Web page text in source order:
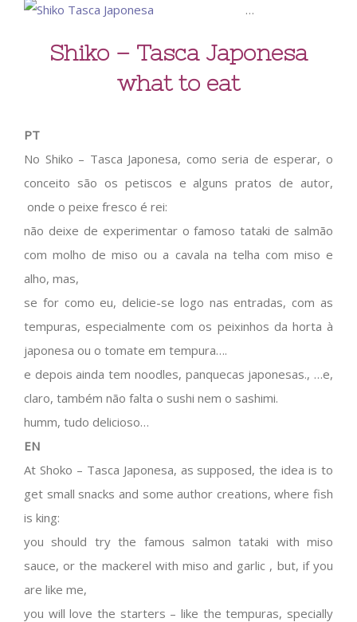
…
Shiko – Tasca Japonesa
what to eat
PT
No Shiko – Tasca Japonesa, como seria de esperar, o
conceito são os petiscos e alguns pratos de autor,
onde o peixe fresco é rei:
não deixe de experimentar o famoso tataki de salmão
com molho de miso ou a cavala na telha com miso e
alho, mas,
se for como eu, delicie-se logo nas entradas, com as
tempuras, especialmente com os peixinhos da horta à
japonesa ou o tomate em tempura….
e depois ainda tem noodles, panquecas japonesas., …e,
claro, também não falta o sushi nem o sashimi.
humm, tudo delicioso…
EN
At Shoko – Tasca Japonesa, as supposed, the idea is to
get small snacks and some author creations, where fish
is king:
you should try the famous salmon tataki with miso
sauce, or the mackerel with miso and garlic , but, if you
are like me,
you will love the starters – like the tempuras, specially